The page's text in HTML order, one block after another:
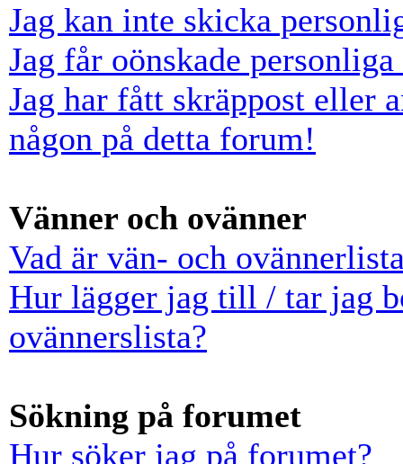
Jag kan inte skicka
Jag får oönskade
Jag har fått skräppost eller
någon på detta forum!
Vänner och ovänner
Vad är vän- och
Hur lägger jag till / tar jag
ovännerslista?
Sökning på forumet
Hur söker jag på forumet?